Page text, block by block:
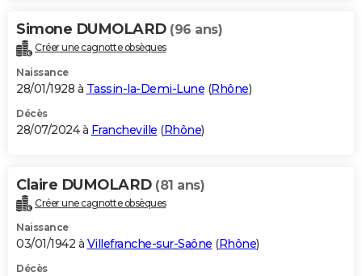
Simone DUMOLARD (96 ans)
Créer une cagnotte obsèques
Naissance
28/01/1928 à Tassin-la-Demi-Lune (Rhône)
Décès
28/07/2024 à Francheville (Rhône)
Claire DUMOLARD (81 ans)
Créer une cagnotte obsèques
Naissance
03/01/1942 à Villefranche-sur-Saône (Rhône)
Décès